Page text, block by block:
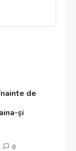
de
și
0